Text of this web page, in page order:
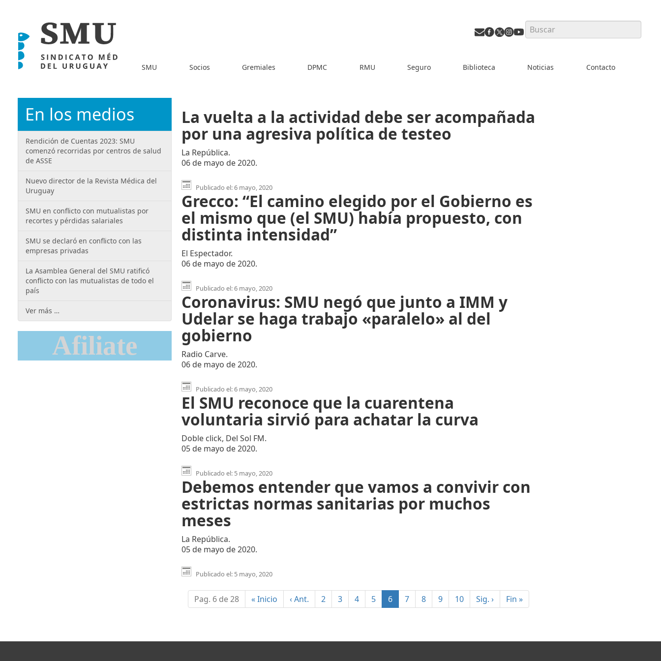
Search
SMU Socios Gremiales DPMC RMU Seguro Biblioteca Noticias Contacto
La vuelta a la actividad debe ser acompañada
por una agresiva política de testeo
La República.
06 de mayo de 2020.
Publicado el: 6 mayo, 2020
Grecco: “El camino elegido por el Gobierno es
el mismo que (el SMU) había propuesto, con
distinta intensidad”
El Espectador.
06 de mayo de 2020.
Publicado el: 6 mayo, 2020
Coronavirus: SMU negó que junto a IMM y
Udelar se haga trabajo «paralelo» al del
gobierno
Radio Carve.
06 de mayo de 2020.
Publicado el: 6 mayo, 2020
El SMU reconoce que la cuarentena
voluntaria sirvió para achatar la curva
Doble click, Del Sol FM.
05 de mayo de 2020.
Publicado el: 5 mayo, 2020
Debemos entender que vamos a convivir con
estrictas normas sanitarias por muchos
meses
La República.
05 de mayo de 2020.
Publicado el: 5 mayo, 2020
Pag. 6 de 28 «Inicio ‹ Ant. 2 3 4 5 6(current)
7 8 9 10 Sig. › Fin »
En los medios
Rendición de Cuentas 2023: SMU
comenzó recorridas por centros de salud
de ASSE
Nuevo director de la Revista Médica del
Uruguay
SMU en conflicto con mutualistas por
recortes y pérdidas salariales
SMU se declaró en conflicto con las
empresas privadas
La Asamblea General del SMU ratificó
conflicto con las mutualistas de todo el
país
Ver más …
Afiliate